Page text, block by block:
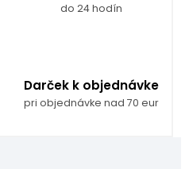
do 24 hodín
Darček k objednávke
pri objednávke nad 70 eur